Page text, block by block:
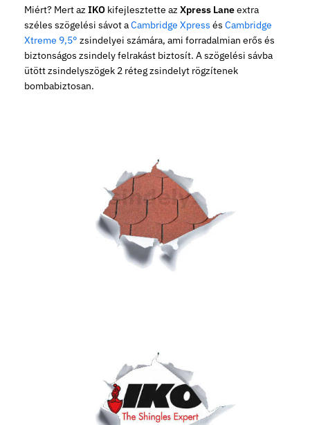
Miért? Mert az IKO kifejlesztette az Xpress Laneextra
széles szögelési sávot aCambridge Xpress és Cambridge
Xtreme 9,5° zsindelyei számára, ami forradalmian erős és
biztonságos zsindely felrakást biztosít. A szögelési sávba
ütött zsindelyszögek 2 réteg zsindelyt rögzítenek
bombabiztosan.